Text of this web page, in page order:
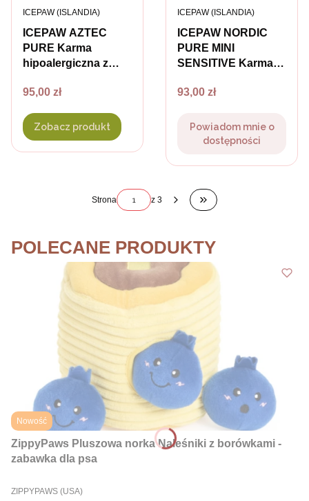
ICEPAW AZTEC
PURE Karma
hipoalergiczna z
amarantusem dla
nadwrażliwością
pokarmową
PRODUCENT
ICEPAW (ISLANDIA)
Cena
95,00 zł
Zobacz produkt
ICEPAW NORDIC
PURE MINI
SENSITIVE Karma
łososiem dla psów
PRODUCENT
ICEPAW (ISLANDIA)
Cena
93,00 zł
Powiadom mnie o
dostępności
Strona z 3
Przejdź do ostatniej
POLECANE PRODUKTY
Nowość
ZippyPaws Pluszowa norka Naleśniki z borówkami -
zabawka dla psa
PRODUCENT
ZIPPYPAWS (USA)